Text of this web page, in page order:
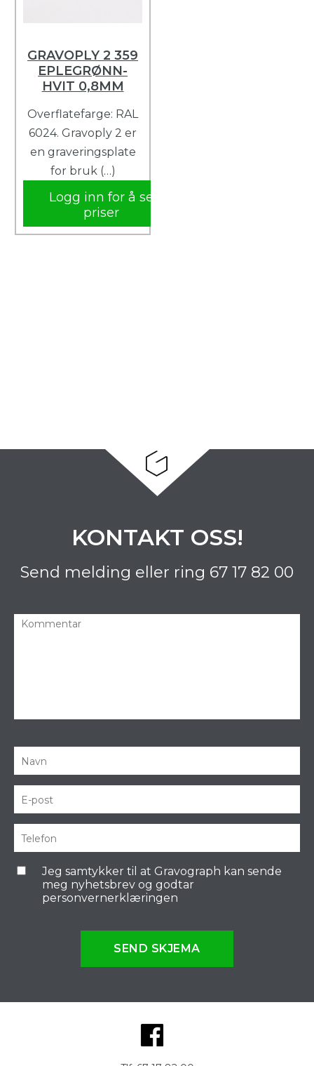
GRAVOPLY 2 359
EPLEGRØNN-
HVIT 0,8MM
Overflatefarge: RAL
6024. Gravoply 2 er
en graveringsplate
for bruk (…)
Logg inn for å se
priser
KONTAKT OSS!
Send melding eller ring 67 17 82 00
Jeg samtykker til at Gravograph kan sende
meg nyhetsbrev og godtar
personvernerklæringen
SEND SKJEMA